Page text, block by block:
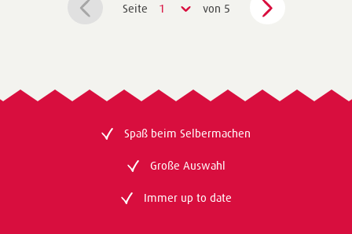
Seite 1 von 5
Spaß beim Selbermachen
Große Auswahl
Immer up to date